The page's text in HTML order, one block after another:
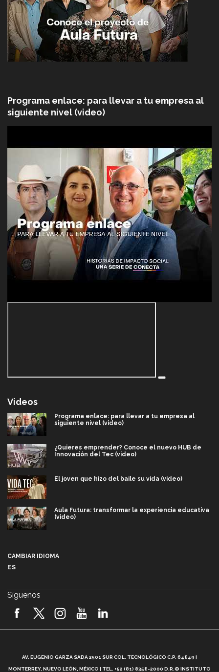
Programa enlace: para llevar a tu empresa al
siguiente nivel (video)
Videos
Programa enlace: para llevar a tu empresa al
siguiente nivel (video)
¿Quieres emprender? Conoce el nuevo HUB de
Innovación del Tec (video)
El joven que hizo del baile su vida (video)
Aula Futura: transformar la experiencia educativa
(video)
2026! (video)
¿Cómo es el Modelo Educativo Tec? (video)
CAMBIAR IDIOMA
ES
Síguenos
AV. EUGENIO GARZA SADA 2501 SUR COL. TECNOLÓGICO C.P. 64849 |
MONTERREY, NUEVO LEÓN, MÉXICO | TEL. +52 (81) 8358-2000 D.R.© INSTITUTO